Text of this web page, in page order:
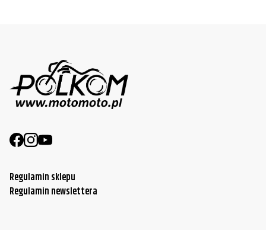
Regulamin sklepu
Regulamin newslettera